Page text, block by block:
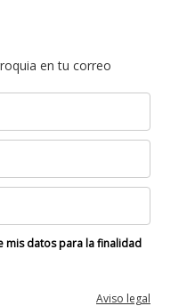
en tu correo
mis datos para la finalidad
Aviso legal